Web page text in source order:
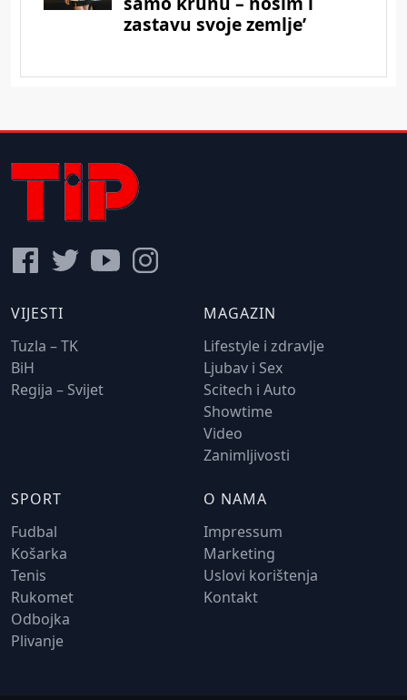
VIJESTI
Tuzla – TK
BiH
Regija – Svijet
MAGAZIN
Lifestyle i zdravlje
Ljubav i Sex
Scitech i Auto
Showtime
Video
Zanimljivosti
SPORT
Fudbal
Košarka
Tenis
Rukomet
Odbojka
Plivanje
O NAMA
Impressum
Marketing
Uslovi korištenja
Kontakt